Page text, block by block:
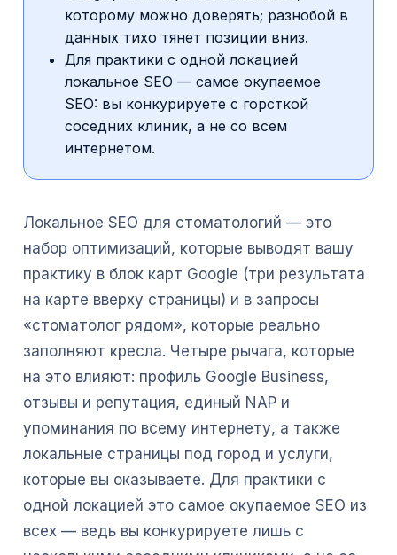
которому можно доверять; разнобой в
данных тихо тянет позиции вниз.
Для практики с одной локацией
локальное SEO — самое окупаемое
SEO: вы конкурируете с горсткой
соседних клиник, а не со всем
интернетом.
Локальное SEO для стоматологий — это
набор оптимизаций, которые выводят вашу
практику в блок карт Google (три результата
на карте вверху страницы) и в запросы
«стоматолог рядом», которые реально
заполняют кресла. Четыре рычага, которые
на это влияют: профиль Google Business,
отзывы и репутация, единый NAP и
упоминания по всему интернету, а также
локальные страницы под город и услуги,
которые вы оказываете. Для практики с
одной локацией это самое окупаемое SEO из
всех — ведь вы конкурируете лишь с